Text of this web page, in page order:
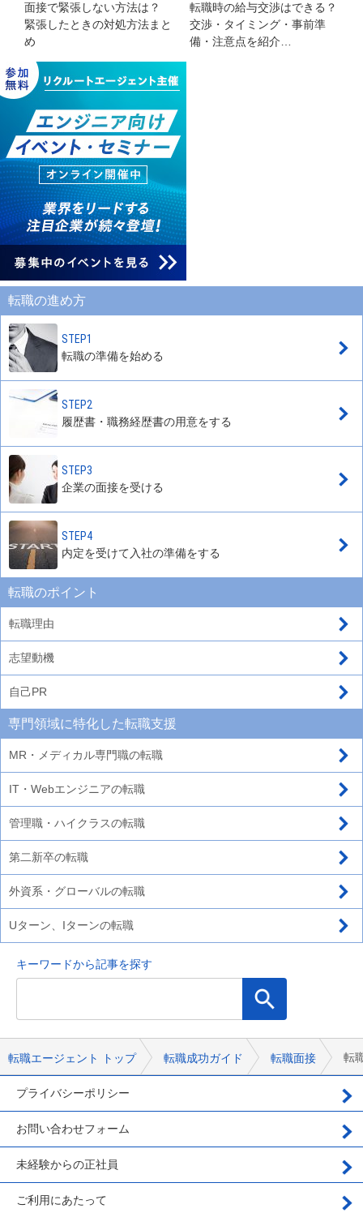
面接で緊張しない方法は？
緊張したときの対処方法まと
め
転職時の給与交渉はできる？
交渉・タイミング・事前準
備・注意点を紹介…
転職の進め方
STEP1
転職の準備を始める
STEP2
履歴書・職務経歴書の用意をする
STEP3
企業の面接を受ける
STEP4
内定を受けて入社の準備をする
転職のポイント
転職理由
志望動機
自己PR
専門領域に特化した転職支援
MR・メディカル専門職の転職
IT・Webエンジニアの転職
管理職・ハイクラスの転職
第二新卒の転職
外資系・グローバルの転職
Uターン、Iターンの転職
キーワードから記事を探す
転職エージェント トップ 転職成功ガイド 転職面接 転
プライバシーポリシー
お問い合わせフォーム
未経験からの正社員
ご利用にあたって